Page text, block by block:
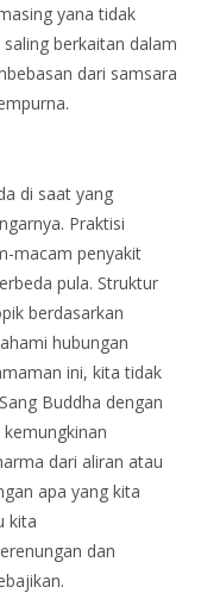
yana tidak
berkaitan dalam
dari samsara
di saat yang
Praktisi
macam penyakit
pula. Struktur
berdasarkan
hubungan
ini, kita tidak
Buddha dengan
dari aliran atau
apa yang kita
kita
dan